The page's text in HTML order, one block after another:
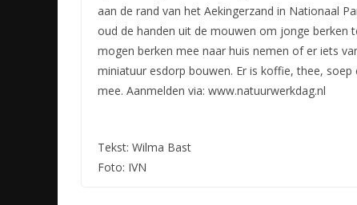
aan de rand van het Aekingerzand in Nationaal
oud de handen uit de mouwen om jonge berken
mogen berken mee naar huis nemen of er iets
miniatuur esdorp bouwen. Er is koffie, thee,
mee. Aanmelden via: www.natuurwerkdag.nl
Tekst: Wilma Bast
Foto: IVN